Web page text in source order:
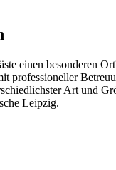
einen besonderen
professioneller
Art und
Leipzig.